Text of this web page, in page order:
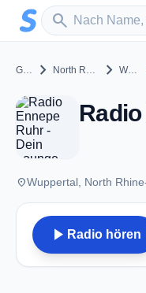
Zum Hauptinhalt springen
search
Sender suchen
Germany chevron_right North Rhine-Westphalia chevron_right Wuppertal
placeWuppertal, North
play_arrow Radio hören